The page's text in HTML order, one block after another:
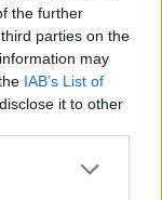
the further
parties on the
may
IAB’s List of
it to other
totale
stroom die
heb van
helpt, tot nu..
ik krijg rust in